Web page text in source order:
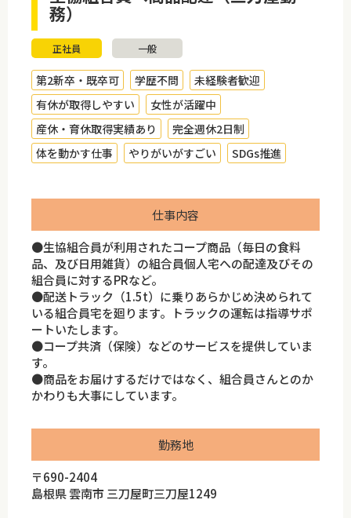
務）
正社員 一般
第2新卒・既卒可 学歴不問
未経験者歓迎
有休が取得しやすい
女性が活躍中
産休・育休取得実績あり
完全週休2日制
体を動かす仕事
やりがいがすごい SDGs推進
仕事内容
●生協組合員が利用されたコープ商品（毎日の食料
品、及び日用雑貨）の組合員個人宅への配達及びその
組合員に対するPRなど。
●配送トラック（1.5t）に乗りあらかじめ決められて
いる組合員宅を廻ります。トラックの運転は指導サポ
ートいたします。
●コープ共済（保険）などのサービスを提供していま
す。
●商品をお届けするだけではなく、組合員さんとのか
かわりも大事にしています。
勤務地
〒690-2404
島根県 雲南市 三刀屋町三刀屋1249